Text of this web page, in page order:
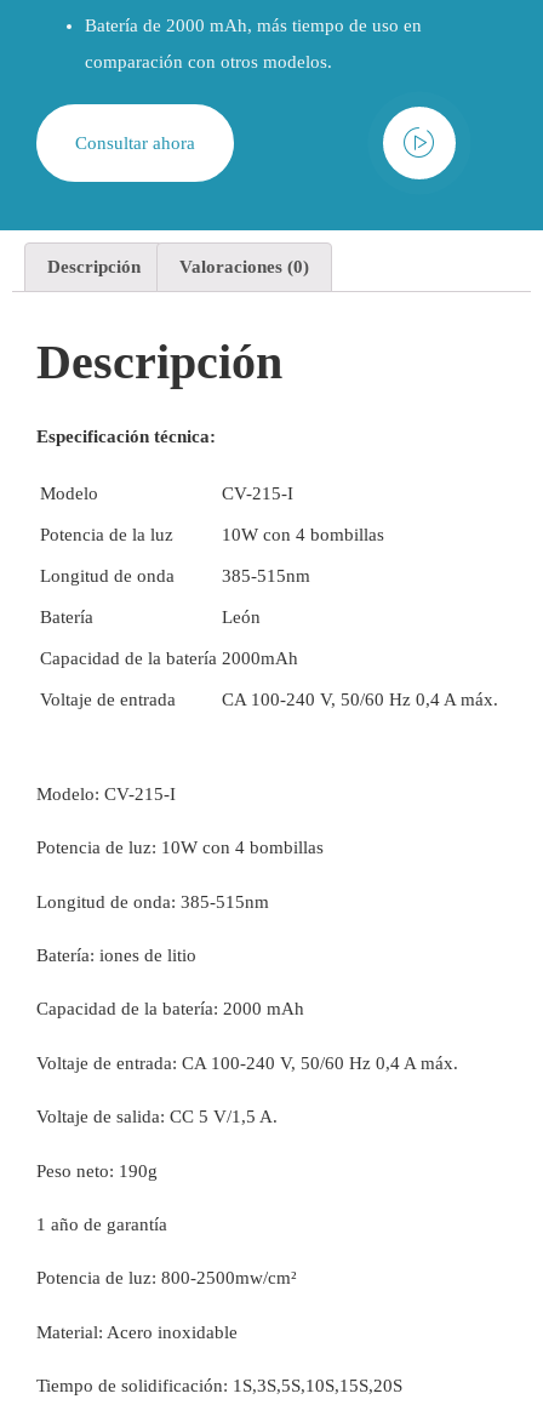
Batería de 2000 mAh, más tiempo de uso en
comparación con otros modelos.
Consultar ahora
Descripción Valoraciones (0)
Descripción
Especificación técnica:
Modelo CV-215-I
Potencia de la luz 10W con 4 bombillas
Longitud de onda 385-515nm
Batería León
Capacidad de la batería 2000mAh
Voltaje de entrada CA 100-240 V, 50/60 Hz 0,4 A máx.
Modelo: CV-215-I
Potencia de luz: 10W con 4 bombillas
Longitud de onda: 385-515nm
Batería: iones de litio
Capacidad de la batería: 2000 mAh
Voltaje de entrada: CA 100-240 V, 50/60 Hz 0,4 A máx.
Voltaje de salida: CC 5 V/1,5 A.
Peso neto: 190g
1 año de garantía
Potencia de luz: 800-2500mw/cm²
Material: Acero inoxidable
Tiempo de solidificación: 1S,3S,5S,10S,15S,20S